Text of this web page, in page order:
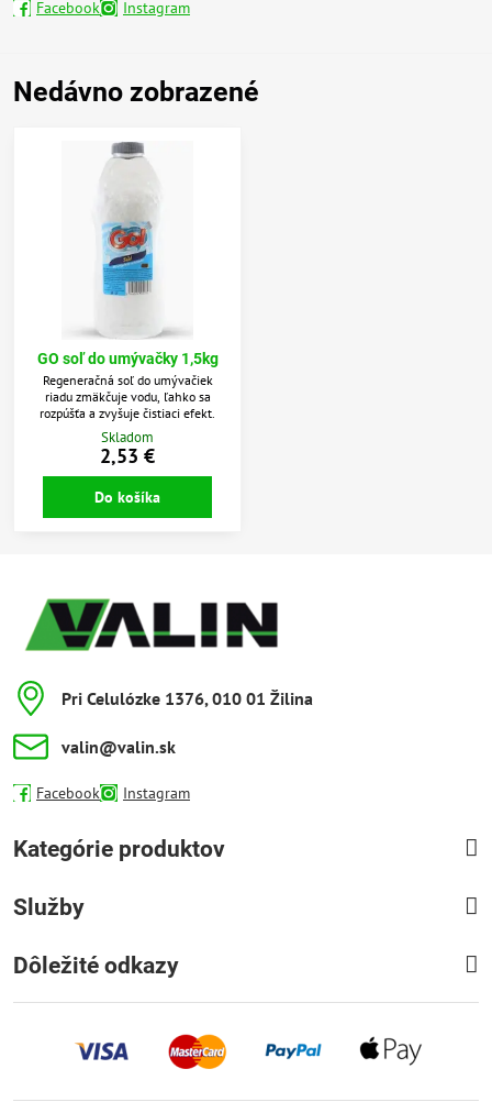
Facebook Instagram
Nedávno zobrazené
GO soľ do umývačky 1,5kg
Regeneračná soľ do umývačiek
riadu zmäkčuje vodu, ľahko sa
rozpúšťa a zvyšuje čistiaci efekt.
Skladom
2,53 €
Do košíka
Pri Celulózke 1376, 010 01 Žilina
valin​@valin​.sk
Facebook Instagram
Kategórie produktov
Služby
Dôležité odkazy